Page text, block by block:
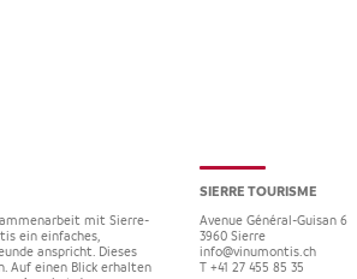
mit Sierre-
ein einfaches,
anspricht. Dieses
Auf einen Blick erhalten
SIERRE TOURISME
Avenue Général-Guisan 6
3960 Sierre
info@vinumontis.ch
T +41 27 455 85 35